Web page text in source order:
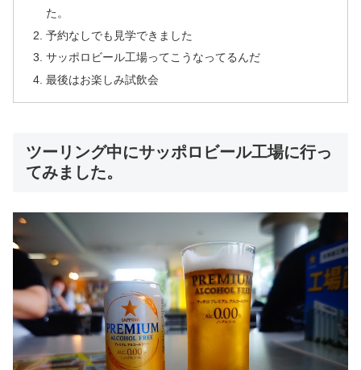
た。
予約なしでも見学できました
サッポロビール工場ってこうなってるんだ
最後はお楽しみ試飲会
ツーリング中にサッポロビール工場に行っ
てみました。